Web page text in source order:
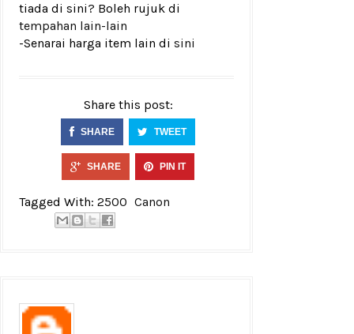
tiada di sini? Boleh rujuk di
tempahan lain-lain
-Senarai harga item lain di sini
Share this post:
SHARE TWEET
SHARE PIN IT
Tagged With: 2500 Canon